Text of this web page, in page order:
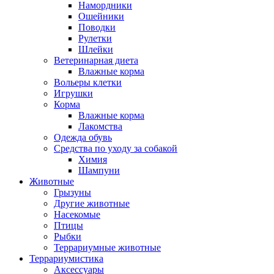
Намордники
Ошейники
Поводки
Рулетки
Шлейки
Ветеринарная диета
Влажные корма
Вольеры клетки
Игрушки
Корма
Влажные корма
Лакомства
Одежда обувь
Средства по уходу за собакой
Химия
Шампуни
Животные
Грызуны
Другие животные
Насекомые
Птицы
Рыбки
Террариумные животные
Террариумистика
Аксессуары